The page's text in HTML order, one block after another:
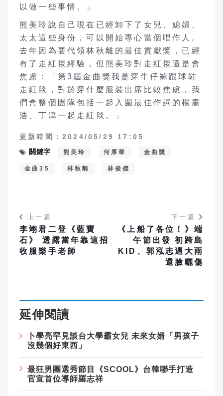
以做一些事情。」
熊美玲說自己現在已經卸下了女兒、媳婦、
太太這些身份，可以開始專心當個唱作人。
去年因為要代領林秋離的最佳貢獻獎，已經
有了走紅毯經驗，但熊美玲對走紅毯還是會
焦慮：「第3屆金曲獎我是穿牛仔褲跟球鞋
走紅毯，對於穿什麼服裝出席比較焦慮，我
們會整個團隊包括一起入圍最佳作詞的楊肅
浩、丁津一起走紅毯。」
更新時間：2024/05/29 17:05
關鍵字
熊美玲 何厚華 金曲獎
金曲35 林秋離 林俊傑
上一篇
李翊君二登《藍寶
石》 透露當年靠這招
收服樂手老師
下一篇
《上船了各位！》端
午節出發 初跨島
KID、郭泓志遇大雨
還臉曬傷
延伸閱讀
卜學亮罕見談台大學霸女兒 未來女婿「男孩子
沒幾個好東西」
最狂男團選秀節目《SCOOL》台韓聯手打造
官宣首位導師羅志祥